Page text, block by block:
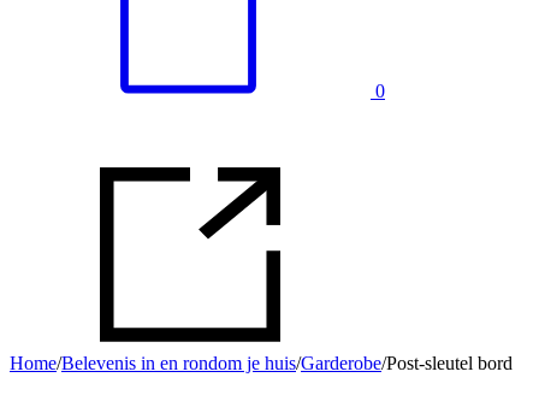
0
Home/Belevenis in en rondom je huis/Garderobe/Post-sleutel bord